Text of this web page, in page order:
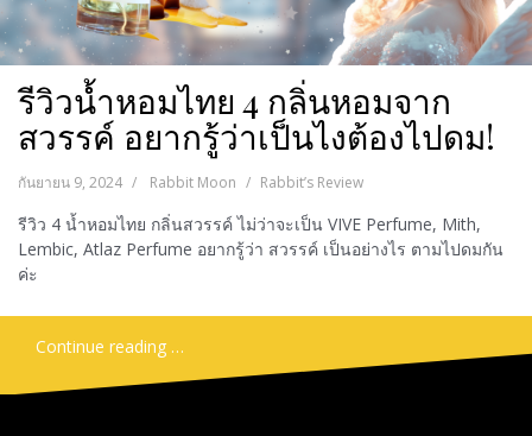
รีวิวน้ำหอมไทย 4 กลิ่นหอมจาก
สวรรค์ อยากรู้ว่าเป็นไงต้องไปดม!
กันยายน 9, 2024 Rabbit Moon Rabbit’s Review
รีวิว 4 น้ำหอมไทย กลิ่นสวรรค์ ไม่ว่าจะเป็น VIVE Perfume, Mith,
Lembic, Atlaz Perfume อยากรู้ว่า สวรรค์ เป็นอย่างไร ตามไปดมกัน
ค่ะ
Continue reading …